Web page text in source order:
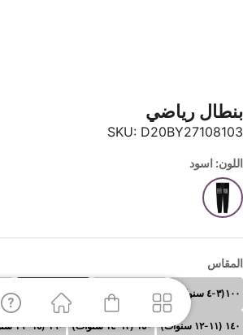
بنطال رياضي
SKU: D20BY27108103
اللون: اسود
المقاس
١٠٠(٣-٤ سنوات) ١١٠ (٥-٦سنوات) ١٣٠ (٩-١٠سنوات)
١٤٠ (١١-١٢ سنوات) ١٥٠ (١٣-١٤ سنوات) ١٦٠ (١٥- ١٦ سنوات)